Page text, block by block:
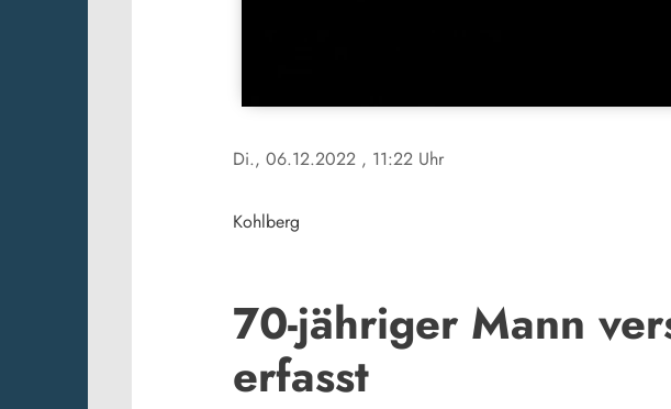
Di., 06.12.2022 , 11:22 Uhr
Kohlberg
70-jähriger Mann
erfasst